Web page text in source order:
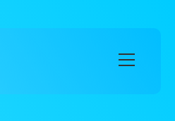
Main
Menu